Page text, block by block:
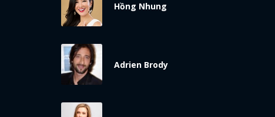
Hồng Nhung
Adrien Brody